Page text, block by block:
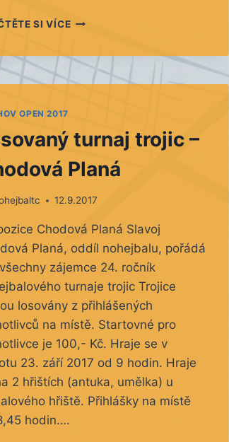
SI VÍCEMIKULÁŠSKÝ
20.
OPEN 2017
turnaj trojic –
Planá
12.9.2017
Chodová Planá Slavoj
Planá, oddíl nohejbalu, pořádá
zájemce 24. ročník
turnaje trojic Trojice
losovány z přihlášených
na místě. Startovné pro
je 100,- Kč. Hraje se v
23. září 2017 od 9 hodin. Hraje
2 hřištích (antuka, umělka) u
hřiště. Přihlášky na místě
hodin….